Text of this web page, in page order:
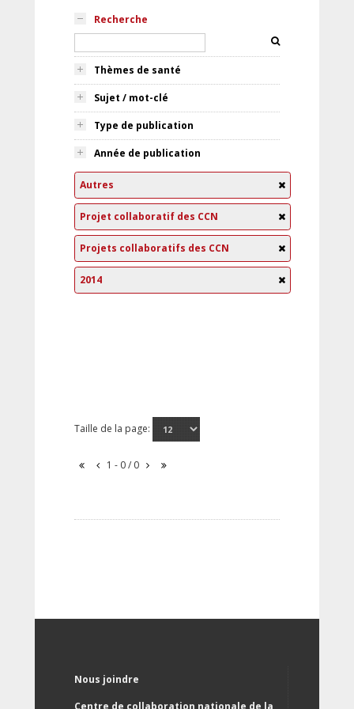
Recherche
Thèmes de santé
Sujet / mot-clé
Type de publication
Année de publication
Autres
Projet collaboratif des CCN
Projets collaboratifs des CCN
2014
Taille de la page:
1 - 0 / 0
Nous joindre
Centre de collaboration nationale de la